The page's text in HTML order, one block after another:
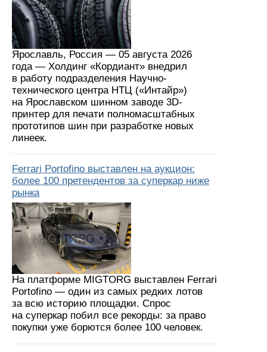
Ярославль, Россия — 05 августа 2026
года — Холдинг «Кордиант» внедрил
в работу подразделения Научно-
технического центра НТЦ («Интайр»)
на Ярославском шинном заводе 3D-
принтер для печати полномасштабных
прототипов шин при разработке новых
линеек.
Ferrari Portofino выставлен на аукцион:
более 100 претендентов за суперкар ниже
рынка
На платформе MIGTORG выставлен Ferrari
Portofino — один из самых редких лотов
за всю историю площадки. Спрос
на суперкар побил все рекорды: за право
покупки уже борются более 100 человек.